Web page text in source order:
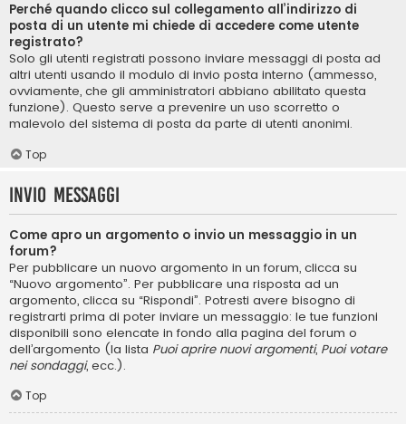
Perché quando clicco sul collegamento all’indirizzo di
posta di un utente mi chiede di accedere come utente
registrato?
Solo gli utenti registrati possono inviare messaggi di posta ad
altri utenti usando il modulo di invio posta interno (ammesso,
ovviamente, che gli amministratori abbiano abilitato questa
funzione). Questo serve a prevenire un uso scorretto o
malevolo del sistema di posta da parte di utenti anonimi.
Top
Invio Messaggi
Come apro un argomento o invio un messaggio in un
forum?
Per pubblicare un nuovo argomento in un forum, clicca su
“Nuovo argomento”. Per pubblicare una risposta ad un
argomento, clicca su “Rispondi”. Potresti avere bisogno di
registrarti prima di poter inviare un messaggio: le tue funzioni
disponibili sono elencate in fondo alla pagina del forum o
dell’argomento (la lista Puoi aprire nuovi argomenti, Puoi votare
nei sondaggi, ecc.).
Top